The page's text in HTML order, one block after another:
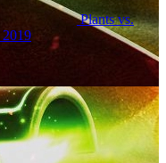
Plants vs.
2019